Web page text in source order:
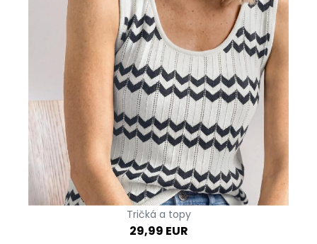
Tričká a topy
29,99 EUR